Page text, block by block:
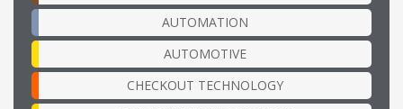
AUTOMATION
AUTOMOTIVE
CHECKOUT TECHNOLOGY